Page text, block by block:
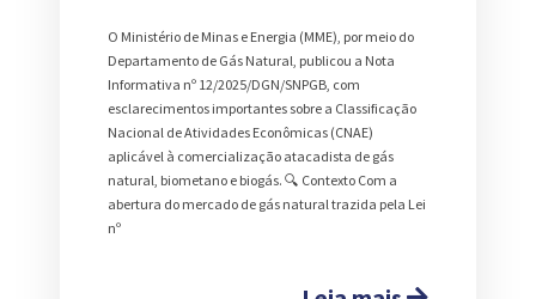
O Ministério de Minas e Energia (MME), por meio do
Departamento de Gás Natural, publicou a Nota
Informativa nº 12/2025/DGN/SNPGB, com
esclarecimentos importantes sobre a Classificação
Nacional de Atividades Econômicas (CNAE)
aplicável à comercialização atacadista de gás
natural, biometano e biogás. 🔍 Contexto Com a
abertura do mercado de gás natural trazida pela Lei
nº